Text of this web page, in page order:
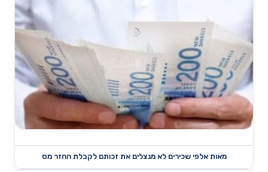
מאות אלפי שכירים לא מנצלים את זכותם לקבלת החזר מס